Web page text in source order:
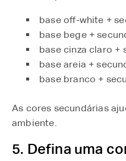
base off-white +
base bege +
base cinza claro +
base areia +
base branco +
As cores secundárias
ambiente.
5. Defina uma